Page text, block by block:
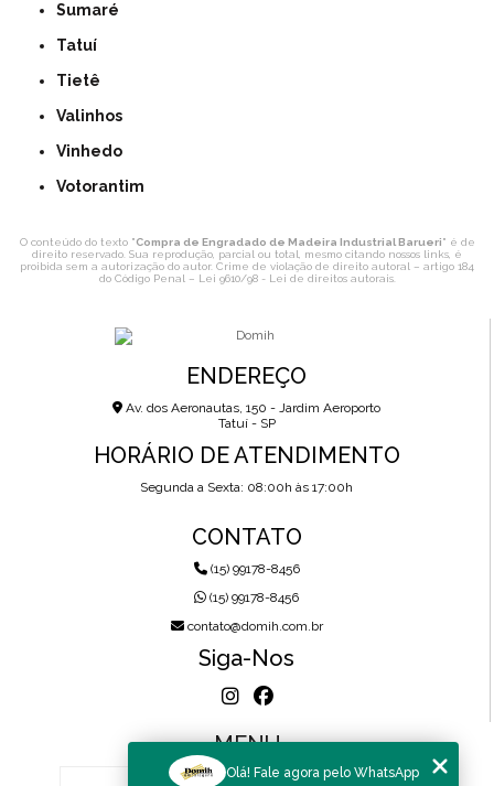
Sumaré
Tatuí
Tietê
Valinhos
Vinhedo
Votorantim
O conteúdo do texto "Compra de Engradado de Madeira Industrial Barueri" é de
direito reservado. Sua reprodução, parcial ou total, mesmo citando nossos links, é
proibida sem a autorização do autor. Crime de violação de direito autoral – artigo 184
do Código Penal – Lei 9610/98 - Lei de direitos autorais.
ENDEREÇO
Av. dos Aeronautas, 150 - Jardim Aeroporto
Tatuí - SP
HORÁRIO DE ATENDIMENTO
Segunda a Sexta: 08:00h às 17:00h
CONTATO
(15) 99178-8456
(15) 99178-8456
contato@domih.com.br
Siga-Nos
MENU
HOME
Olá! Fale agora pelo WhatsApp